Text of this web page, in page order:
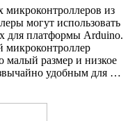
микроконтроллеров из
могут использовать
для платформы Arduino.
малый размер и низкое
удобным для …